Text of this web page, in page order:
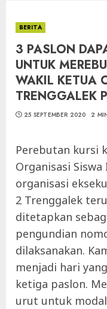
BERITA
3 PASLON
UNTUK
WAKIL KETUA
TRENGGALEK
25 SEPTEMBER 2020 2
Perebutan kursi
Organisasi Siswa
organisasi
2 Trenggalek
ditetapkan
pengundian
dilaksanakan.
menjadi hari
ketiga paslon.
urut untuk